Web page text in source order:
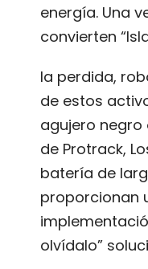
energía. Una
convierten
la perdida,
de estos
agujero
de Protrack,
batería de
proporcionan
olvídalo”